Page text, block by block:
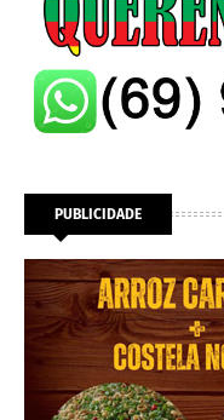
PUBLICIDADE